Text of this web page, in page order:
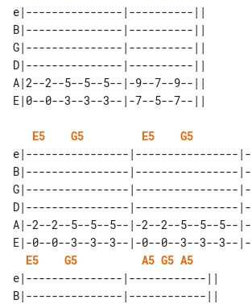
e|---------------|----------||
B|---------------|----------||
G|---------------|----------||
D|---------------|----------||
A|2--2--5--5--5--|-9--7--9--||
E5 G5 E5
G5
e|----------------|----------------|-
B|----------------|----------------|-
G|----------------|----------------|-
D|----------------|----------------|-
A|-2--2--5--5--5--|-2--2--5--5--5--|-
E|-0--0--3--3--3--|-0--0--3--3--3--|-
E5
G5 A5 G5 A5
e|---------------|------------||
B|---------------|------------||